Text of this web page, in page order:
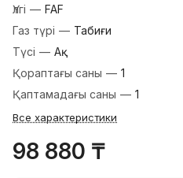
Үлгі — FAF
Газ түрі — Табиғи
Түсі — Ақ
Қораптағы саны — 1
Қаптамадағы саны — 1
Все характеристики
98 880 ₸